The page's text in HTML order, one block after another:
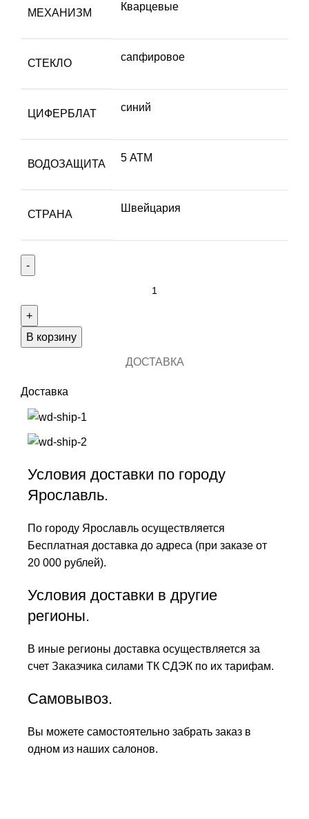
МЕХАНИЗМ
Кварцевые
СТЕКЛО
сапфировое
ЦИФЕРБЛАТ
синий
ВОДОЗАЩИТА
5 АТМ
СТРАНА
Швейцария
В корзину
ДОСТАВКА
Доставка
Условия доставки по городу
Ярославль.
По городу Ярославль осуществляется
Бесплатная доставка до адреса (при заказе от
20 000 рублей).
Условия доставки в другие
регионы.
В иные регионы доставка осуществляется за
счет Заказчика силами ТК СДЭК по их тарифам.
Самовывоз.
Вы можете самостоятельно забрать заказ в
одном из наших салонов.